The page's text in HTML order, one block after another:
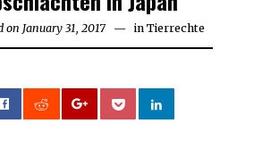
on January 31, 2017 in Tierrechte